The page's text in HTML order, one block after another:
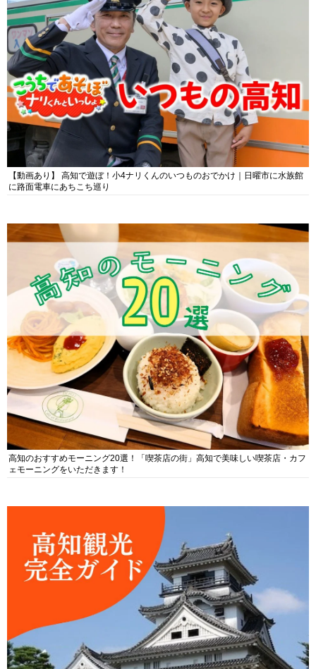
【動画あり】 高知で遊ぼ！小4ナリくんのいつものおでかけ｜日曜市に水族館
に路面電車にあちこち巡り
高知のおすすめモーニング20選！「喫茶店の街」高知で美味しい喫茶店・カフ
ェモーニングをいただきます！